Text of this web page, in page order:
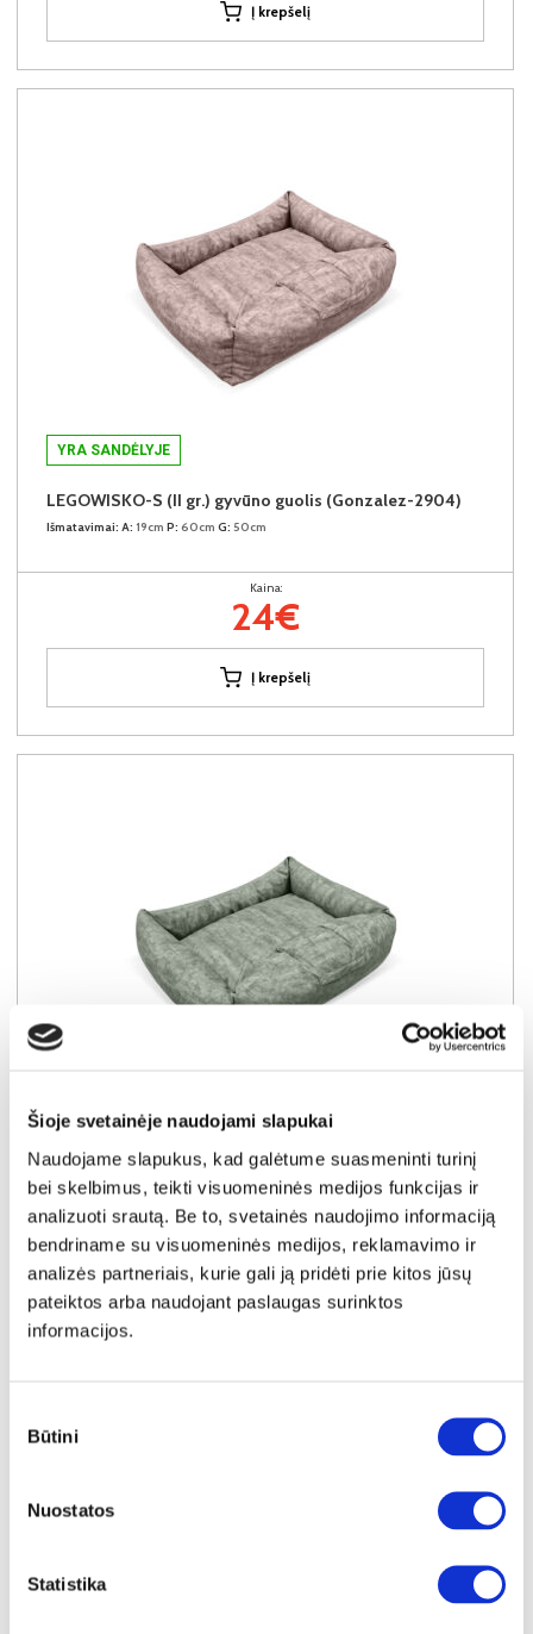
Šioje svetainėje naudojami slapukai
Naudojame slapukus, kad galėtume suasmeninti turinį
bei skelbimus, teikti visuomeninės medijos funkcijas ir
analizuoti srautą. Be to, svetainės naudojimo informaciją
bendriname su visuomeninės medijos, reklamavimo ir
analizės partneriais, kurie gali ją pridėti prie kitos jūsų
pateiktos arba naudojant paslaugas surinktos
informacijos.
pasirinkimas
Būtini
Nuostatos
Statistika
Į krepšelį
YRA SANDĖLYJE
LEGOWISKO-S (II gr.) gyvūno guolis (Gonzalez-2904)
Išmatavimai: A: 19cm P: 60cm G: 50cm
Kaina:
24€
Į krepšelį
YRA SANDĖLYJE
LEGOWISKO-S (II gr.) gyvūno guolis (Gonzalez-2903)
Išmatavimai: A:19cmP:60cmG:50cm
Kaina:
24€